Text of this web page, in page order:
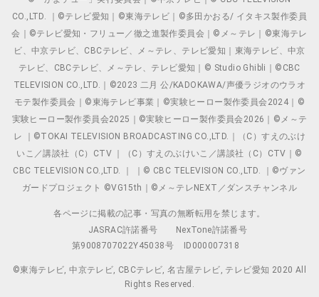
CO.,LTD. ｜©テレビ愛知｜©東海テレビ｜©多田かおる/ イタキス製作委員
会｜©テレビ愛知・フリュー／徹之進製作委員会｜©メ～テレ｜©東海テレ
ビ、中京テレビ、CBCテレビ、メ～テレ、テレビ愛知｜東海テレビ、中京
テレビ、CBCテレビ、メ～テレ、テレビ愛知｜© Studio Ghibli｜©CBC
TELEVISION CO.,LTD.｜©2023 二月 公/KADOKAWA/声優ラジオのウラオ
モテ製作委員会｜©東海テレビ事業｜©実験ヒーロー製作委員会2024｜©
実験ヒーロー製作委員会2025｜©実験ヒーロー製作委員会2026｜©メ～テ
レ ｜©TOKAI TELEVISION BROADCASTING CO.,LTD.｜（C）すえのぶけ
いこ／講談社（C）CTV ｜（C）すえのぶけいこ／講談社（C）CTV｜©
CBC TELEVISION CO.,LTD. ｜ ｜© CBC TELEVISION CO.,LTD. ｜©ヴァン
ガードプロジェクト ©VG15th｜©メ～テレNEXT／ダンスチャンネル
各ページに掲載の記事・写真の無断転用を禁じます。
JASRAC許諾番号
NexTone許諾番号
第9008707022Y45038号
ID000007318
©東海テレビ, 中京テレビ, CBCテレビ, 名古屋テレビ, テレビ愛知 2020 All
Rights Reserved.